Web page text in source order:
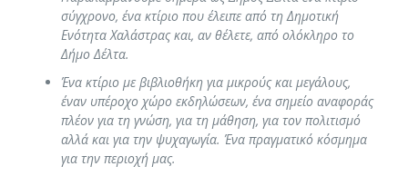
σύγχρονο, ένα κτίριο που έλειπε από τη Δημοτική
Ενότητα Χαλάστρας και, αν θέλετε, από ολόκληρο το
Δήμο Δέλτα.
Ένα κτίριο με βιβλιοθήκη για μικρούς και μεγάλους,
έναν υπέροχο χώρο εκδηλώσεων, ένα σημείο αναφοράς
πλέον για τη γνώση, για τη μάθηση, για τον πολιτισμό
αλλά και για την ψυχαγωγία. Ένα πραγματικό κόσμημα
για την περιοχή μας.